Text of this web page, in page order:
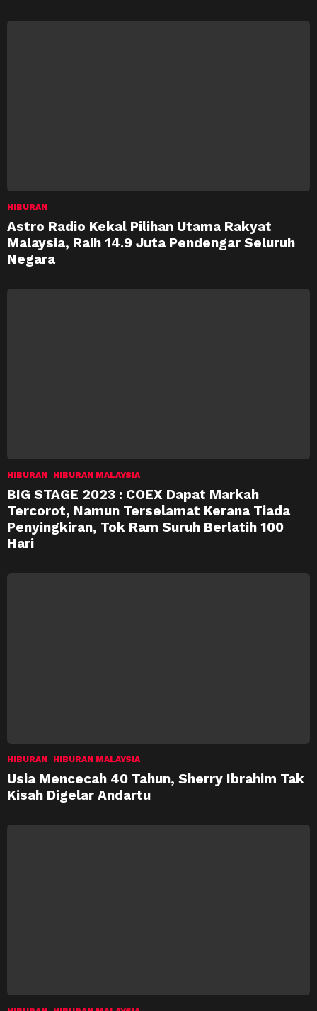
HIBURAN
Astro Radio Kekal Pilihan Utama Rakyat
Malaysia, Raih 14.9 Juta Pendengar Seluruh
Negara
HIBURAN HIBURAN MALAYSIA
BIG STAGE 2023 : COEX Dapat Markah
Tercorot, Namun Terselamat Kerana Tiada
Penyingkiran, Tok Ram Suruh Berlatih 100
Hari
HIBURAN HIBURAN MALAYSIA
Usia Mencecah 40 Tahun, Sherry Ibrahim Tak
Kisah Digelar Andartu